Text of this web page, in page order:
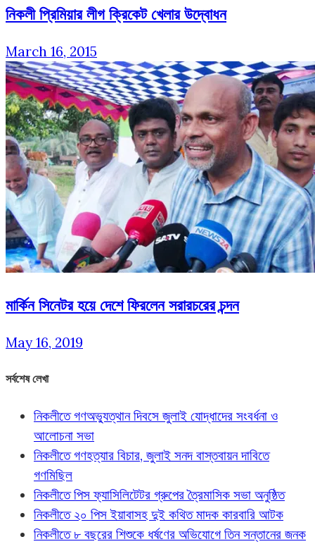
নিকলী প্রিমিয়ার লীগ ক্রিকেট খেলার উদ্বোধন
March 16, 2015
মার্কিন সিনেটর হয়ে দেশে ফিরলেন সরারচরের চন্দন
May 16, 2019
সর্বশেষ লেখা
নিকলীতে গণঅভ্যুত্থান দিবসে জুলাই যোদ্ধাদের সংবর্ধনা ও
আলোচনা সভা
নিকলীতে গণহত্যার বিচার, জুলাই সনদ বাস্তবায়ন দাবিতে
গণমিছিল
নিকলীতে পিস ফ্যাসিলিটেটর গ্রুপের ত্রৈমাসিক সভা অনুষ্ঠিত
নিকলীতে ২০ পিস ইয়াবাসহ দুই কথিত মাদক কারবারি আটক
নিকলীতে ৮ বছরের শিশুকে ধর্ষণের অভিযোগে তিন সন্তানের জনক